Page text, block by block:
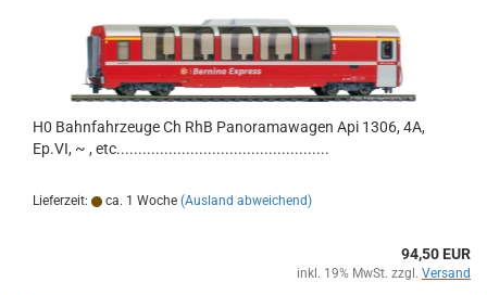
H0 Bahnfahrzeuge Ch RhB Panoramawagen Api 1306, 4A,
Ep.VI, ~ , etc.................................................
Lieferzeit: ca. 1 Woche (Ausland abweichend)
94,50 EUR
inkl. 19% MwSt. zzgl. Versand